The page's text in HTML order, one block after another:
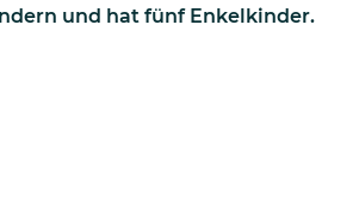
und hat fünf Enkelkinder.